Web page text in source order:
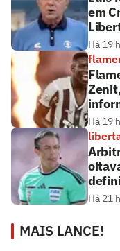
em
Há 19
Há 19
Há 21
MAIS LANCE!